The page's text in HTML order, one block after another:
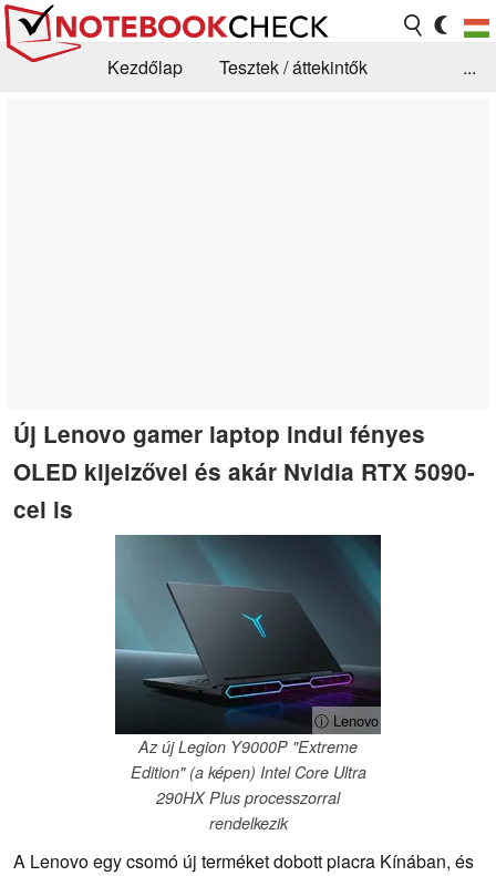
Kezdőlap
Tesztek / áttekintők
...
Új Lenovo gamer laptop indul fényes
OLED kijelzővel és akár Nvidia RTX 5090-
cel is
ⓘ Lenovo
Az új Legion Y9000P "Extreme
Edition" (a képen) Intel Core Ultra
290HX Plus processzorral
rendelkezik
A Lenovo egy csomó új terméket dobott piacra Kínában, és